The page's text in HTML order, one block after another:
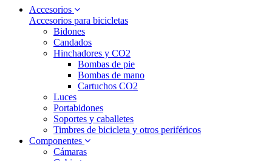
Accesorios
Accesorios para bicicletas
Bidones
Candados
Hinchadores y CO2
Bombas de pie
Bombas de mano
Cartuchos CO2
Luces
Portabidones
Soportes y caballetes
Timbres de bicicleta y otros periféricos
Componentes
Cámaras